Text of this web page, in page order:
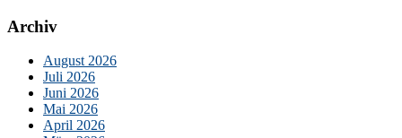
Archiv
August 2026
Juli 2026
Juni 2026
Mai 2026
April 2026